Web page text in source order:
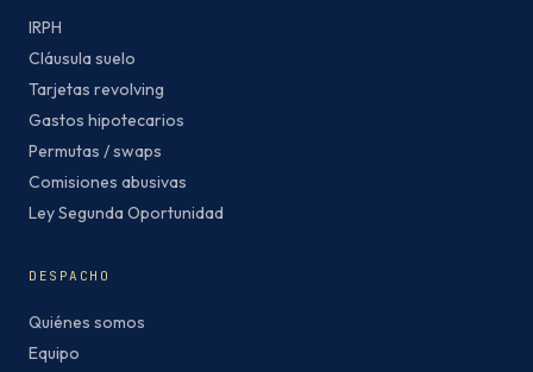
IRPH
Cláusula suelo
Tarjetas revolving
Gastos hipotecarios
Permutas / swaps
Comisiones abusivas
Ley Segunda Oportunidad
DESPACHO
Quiénes somos
Equipo